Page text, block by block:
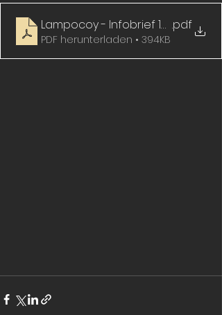
Lampocoy - Infobrief 162.pdf
PDF herunterladen • 394KB